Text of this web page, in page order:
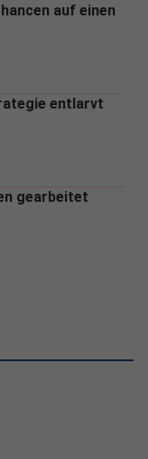
auf einen
entlarvt
gearbeitet